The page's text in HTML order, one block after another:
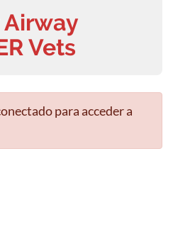
Vets
para acceder a